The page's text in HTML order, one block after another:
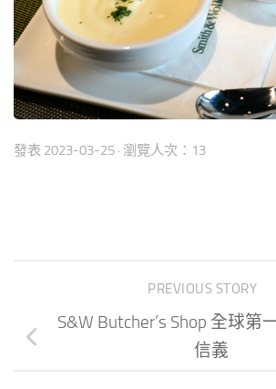
發表 2023-03-25 · 瀏覽人次：13
PREVIOUS STORY
S&W Butcher’s Shop 全球第
信義